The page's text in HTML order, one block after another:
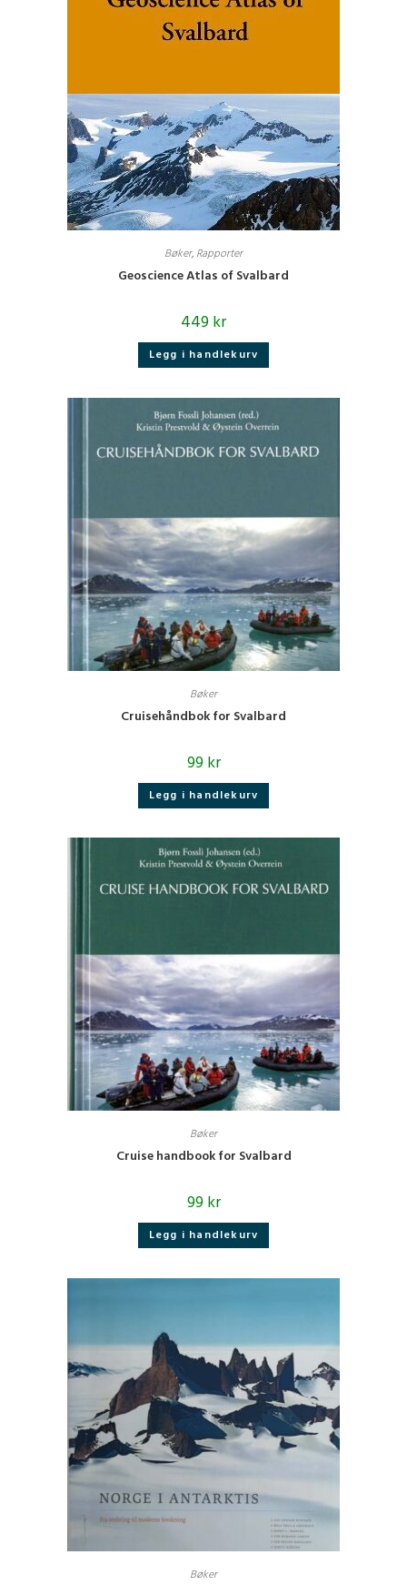
Bøker, Rapporter
Geoscience Atlas of Svalbard
449kr
Legg i handlekurv
Bøker
Cruisehåndbok for Svalbard
99kr
Legg i handlekurv
Bøker
Cruise handbook for Svalbard
99kr
Legg i handlekurv
Bøker